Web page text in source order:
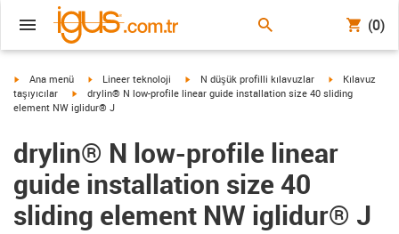
(0)
igus-icon-arrow-right
Ana menü igus-icon-arrow-right
Lineer teknoloji igus-icon-arrow-right
N düşük profilli kılavuzlar igus-icon-
Kılavuz
taşıyıcılar
igus-icon-arrow-right
drylin® N low-profile linear guide installation size 40 sliding
element NW iglidur® J
drylin® N low-profile linear
guide installation size 40
sliding element NW iglidur® J